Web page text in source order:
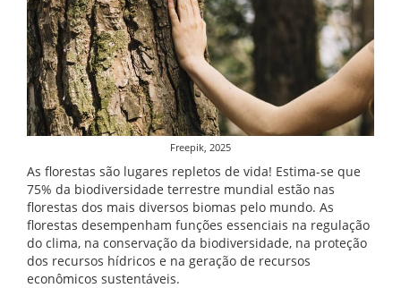
Freepik, 2025
As florestas são lugares repletos de vida! Estima-se que
75% da biodiversidade terrestre mundial estão nas
florestas dos mais diversos biomas pelo mundo. As
florestas desempenham funções essenciais na regulação
do clima, na conservação da biodiversidade, na proteção
dos recursos hídricos e na geração de recursos
econômicos sustentáveis.